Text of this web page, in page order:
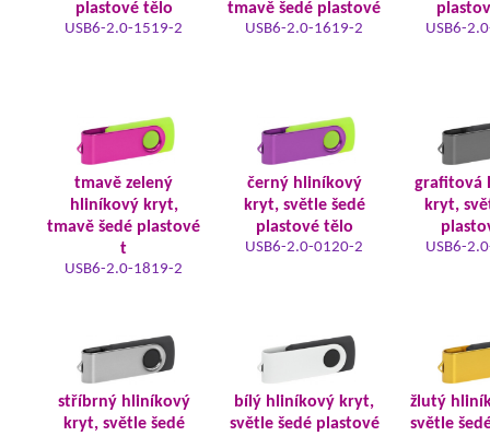
plastové tělo
USB6-2.0-1519-2
tmavě šedé plastové
USB6-2.0-1619-2 USB6-
tmavě zelený
hliníkový kryt,
tmavě šedé plastové
t
USB6-2.0-1819-2
černý hliníkový
kryt, světle šedé
plastové tělo
USB6-2.0-0120-2
grafitová
kryt,
USB6-
stříbrný hliníkový
kryt, světle šedé
bílý hliníkový kryt,
světle šedé plastové
žlutý
světle